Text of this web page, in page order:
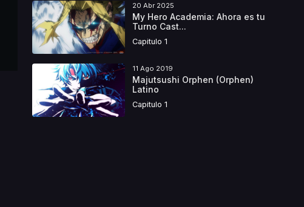
20 Abr 2025
My Hero Academia: Ahora es tu
Turno Cast...
Capitulo 1
11 Ago 2019
Majutsushi Orphen (Orphen)
Latino
Capitulo 1